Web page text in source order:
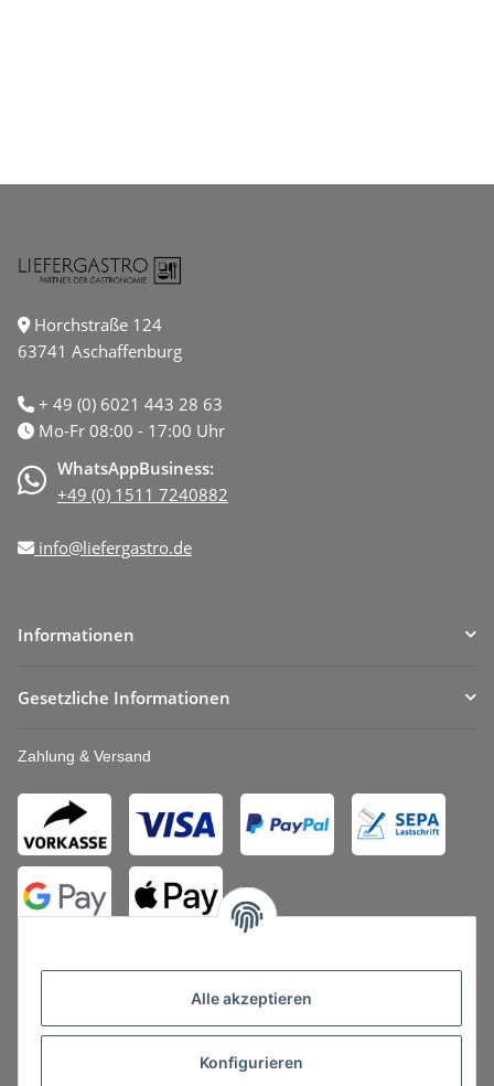
Alle akzeptieren
Konfigurieren
Horchstraße 124
63741 Aschaffenburg
+ 49 (0) 6021 443 28 63
Mo-Fr 08:00 - 17:00 Uhr
WhatsAppBusiness:
+49 (0) 1511 7240882
info@liefergastro.de
Informationen
Gesetzliche Informationen
Zahlung & Versand